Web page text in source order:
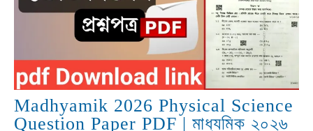
Madhyamik 2026 Physical Science
Question Paper PDF | মাধ্যমিক ২০২৬